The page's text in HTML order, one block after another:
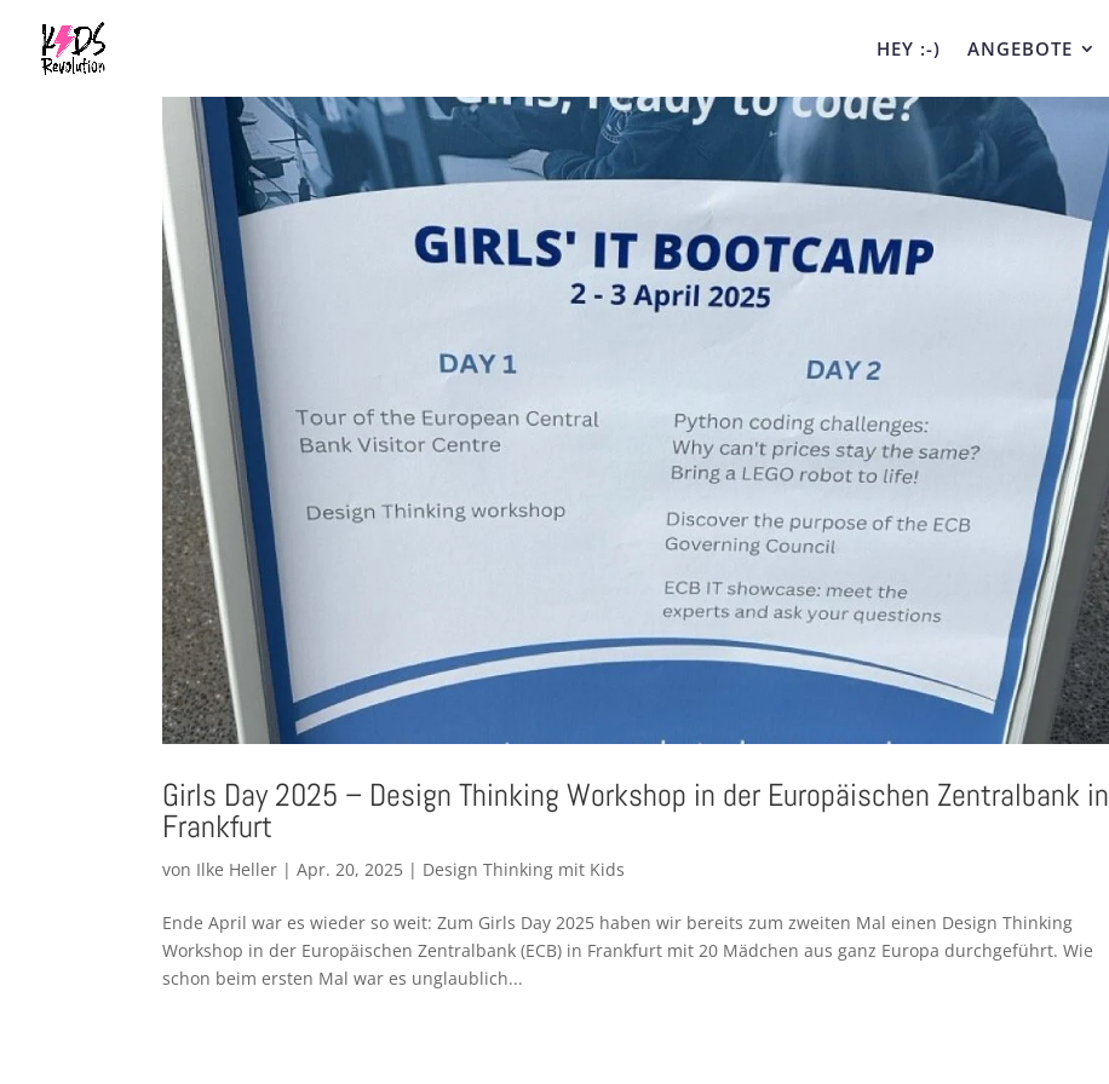
HEY :-) ANGEBOTE
Girls Day 2025 – Design Thinking Workshop in der Europäischen Zentralbank in
Frankfurt
von Ilke Heller |Apr. 20, 2025 | Design Thinking mit Kids
Ende April war es wieder so weit: Zum Girls Day 2025 haben wir bereits zum zweiten Mal einen Design Thinking
Workshop in der Europäischen Zentralbank (ECB) in Frankfurt mit 20 Mädchen aus ganz Europa durchgeführt. Wie
schon beim ersten Mal war es unglaublich...